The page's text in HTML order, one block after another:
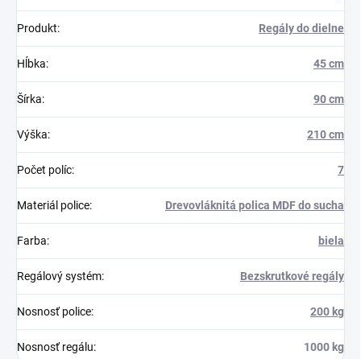
Produkt: Regály do dielne
Hĺbka: 45 cm
Šírka: 90 cm
Výška: 210 cm
Počet políc: 7
Materiál police: Drevovláknitá polica MDF do sucha
Farba: biela
Regálový systém: Bezskrutkové regály
Nosnosť police: 200 kg
Nosnosť regálu: 1000 kg